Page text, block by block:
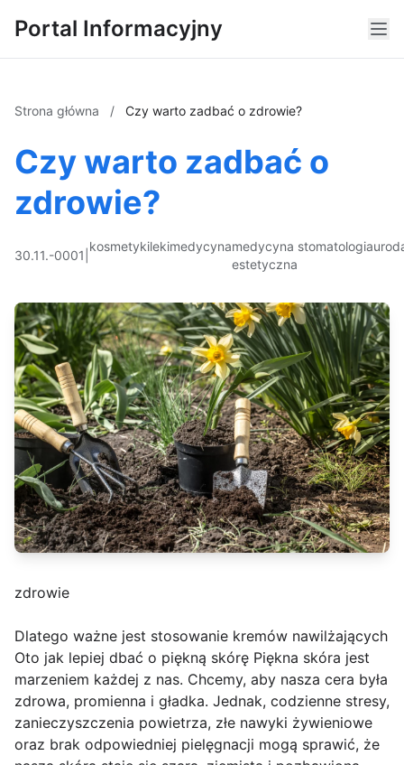
Portal Informacyjny
Strona główna / Czy warto zadbać o zdrowie?
Czy warto zadbać o
zdrowie?
30.11.-0001
kosmetykilekimedycynamedycyna
estetyczna
stomatologia
zdrowie
Dlatego ważne jest stosowanie kremów nawilżających
Oto jak lepiej dbać o piękną skórę Piękna skóra jest
marzeniem każdej z nas. Chcemy, aby nasza cera była
zdrowa, promienna i gładka. Jednak, codzienne stresy,
zanieczyszczenia powietrza, złe nawyki żywieniowe
oraz brak odpowiedniej pielęgnacji mogą sprawić, że